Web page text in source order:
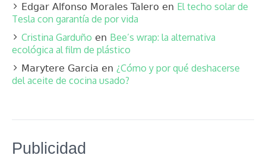
Edgar Alfonso Morales Talero en El techo solar de
Tesla con garantía de por vida
Cristina Garduño en Bee’s wrap: la alternativa
ecológica al film de plástico
Marytere Garcia en ¿Cómo y por qué deshacerse
del aceite de cocina usado?
Publicidad